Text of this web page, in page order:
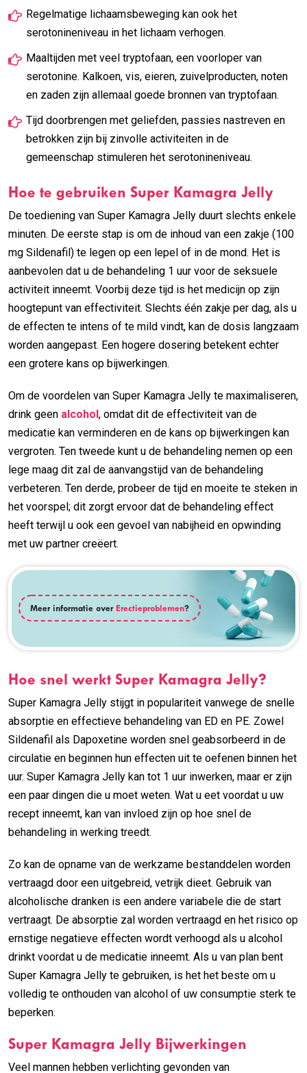
Regelmatige lichaamsbeweging kan ook het
serotonineniveau in het lichaam verhogen.
Maaltijden met veel tryptofaan, een voorloper van
serotonine. Kalkoen, vis, eieren, zuivelproducten, noten
en zaden zijn allemaal goede bronnen van tryptofaan.
Tijd doorbrengen met geliefden, passies nastreven en
betrokken zijn bij zinvolle activiteiten in de
gemeenschap stimuleren het serotonineniveau.
Hoe te gebruiken Super Kamagra Jelly
De toediening van Super Kamagra Jelly duurt slechts enkele
minuten. De eerste stap is om de inhoud van een zakje (100
mg Sildenafil) te legen op een lepel of in de mond. Het is
aanbevolen dat u de behandeling 1 uur voor de seksuele
activiteit inneemt. Voorbij deze tijd is het medicijn op zijn
hoogtepunt van effectiviteit. Slechts één zakje per dag, als u
de effecten te intens of te mild vindt, kan de dosis langzaam
worden aangepast. Een hogere dosering betekent echter
een grotere kans op bijwerkingen.
Om de voordelen van Super Kamagra Jelly te maximaliseren,
drink geen alcohol , omdat dit de effectiviteit van de
medicatie kan verminderen en de kans op bijwerkingen kan
vergroten. Ten tweede kunt u de behandeling nemen op een
lege maag dit zal de aanvangstijd van de behandeling
verbeteren. Ten derde, probeer de tijd en moeite te steken in
het voorspel; dit zorgt ervoor dat de behandeling effect
heeft terwijl u ook een gevoel van nabijheid en opwinding
met uw partner creëert.
Meer informatie over Erectieproblemen?
Hoe snel werkt Super Kamagra Jelly?
Super Kamagra Jelly stijgt in populariteit vanwege de snelle
absorptie en effectieve behandeling van ED en PE. Zowel
Sildenafil als Dapoxetine worden snel geabsorbeerd in de
circulatie en beginnen hun effecten uit te oefenen binnen het
uur. Super Kamagra Jelly kan tot 1 uur inwerken, maar er zijn
een paar dingen die u moet weten. Wat u eet voordat u uw
recept inneemt, kan van invloed zijn op hoe snel de
behandeling in werking treedt.
Zo kan de opname van de werkzame bestanddelen worden
vertraagd door een uitgebreid, vetrijk dieet. Gebruik van
alcoholische dranken is een andere variabele die de start
vertraagt. De absorptie zal worden vertraagd en het risico op
ernstige negatieve effecten wordt verhoogd als u alcohol
drinkt voordat u de medicatie inneemt. Als u van plan bent
Super Kamagra Jelly te gebruiken, is het het beste om u
volledig te onthouden van alcohol of uw consumptie sterk te
beperken.
Super Kamagra Jelly Bijwerkingen
Veel mannen hebben verlichting gevonden van